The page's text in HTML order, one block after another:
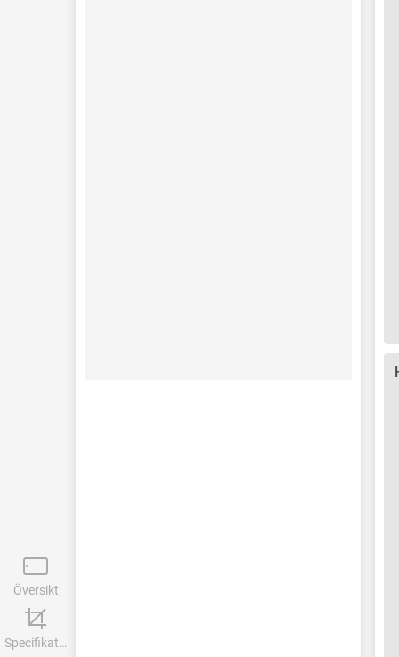
Översikt
Specifikationer